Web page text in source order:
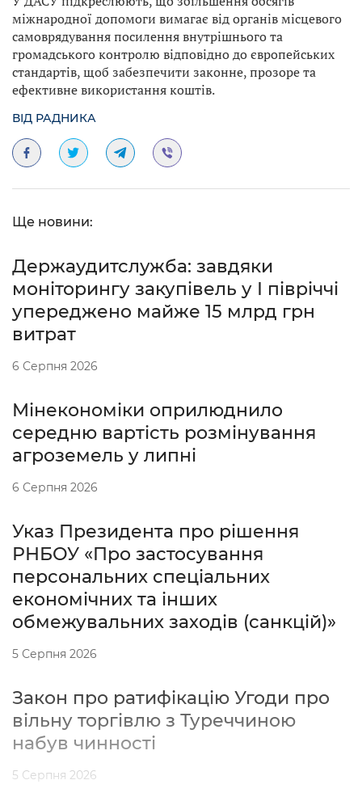
міжнародної допомоги вимагає від органів місцевого
самоврядування посилення внутрішнього та
громадського контролю відповідно до європейських
стандартів, щоб забезпечити законне, прозоре та
ефективне використання коштів.
ВІД РАДНИКА
Ще новини:
Держаудитслужба: завдяки
моніторингу закупівель у І півріччі
упереджено майже 15 млрд грн
витрат
6 Серпня 2026
Мінекономіки оприлюднило
середню вартість розмінування
агроземель у липні
6 Серпня 2026
Указ Президента про рішення
РНБОУ «Про застосування
персональних спеціальних
економічних та інших
обмежувальних заходів (санкцій)»
5 Серпня 2026
Закон про ратифікацію Угоди про
вільну торгівлю з Туреччиною
набув чинності
5 Серпня 2026